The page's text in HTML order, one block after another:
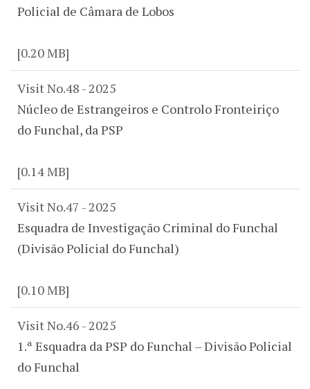
Policial de Câmara de Lobos
[0.20 MB]
Visit No.48 - 2025
Núcleo de Estrangeiros e Controlo Fronteiriço
do Funchal, da PSP
[0.14 MB]
Visit No.47 - 2025
Esquadra de Investigação Criminal do Funchal
(Divisão Policial do Funchal)
[0.10 MB]
Visit No.46 - 2025
1.ª Esquadra da PSP do Funchal – Divisão Policial
do Funchal